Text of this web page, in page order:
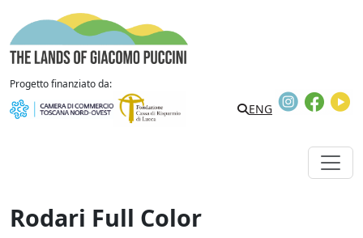
Vai al contenuto
Progetto finanziato da:
Search
ENG
Instagram
Rodari Full Color